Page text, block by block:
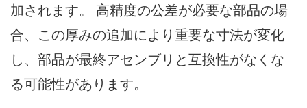
加されます。 高精度の公差が必要な部品の場
合、この厚みの追加により重要な寸法が変化
し、部品が最終アセンブリと互換性がなくな
る可能性があります。